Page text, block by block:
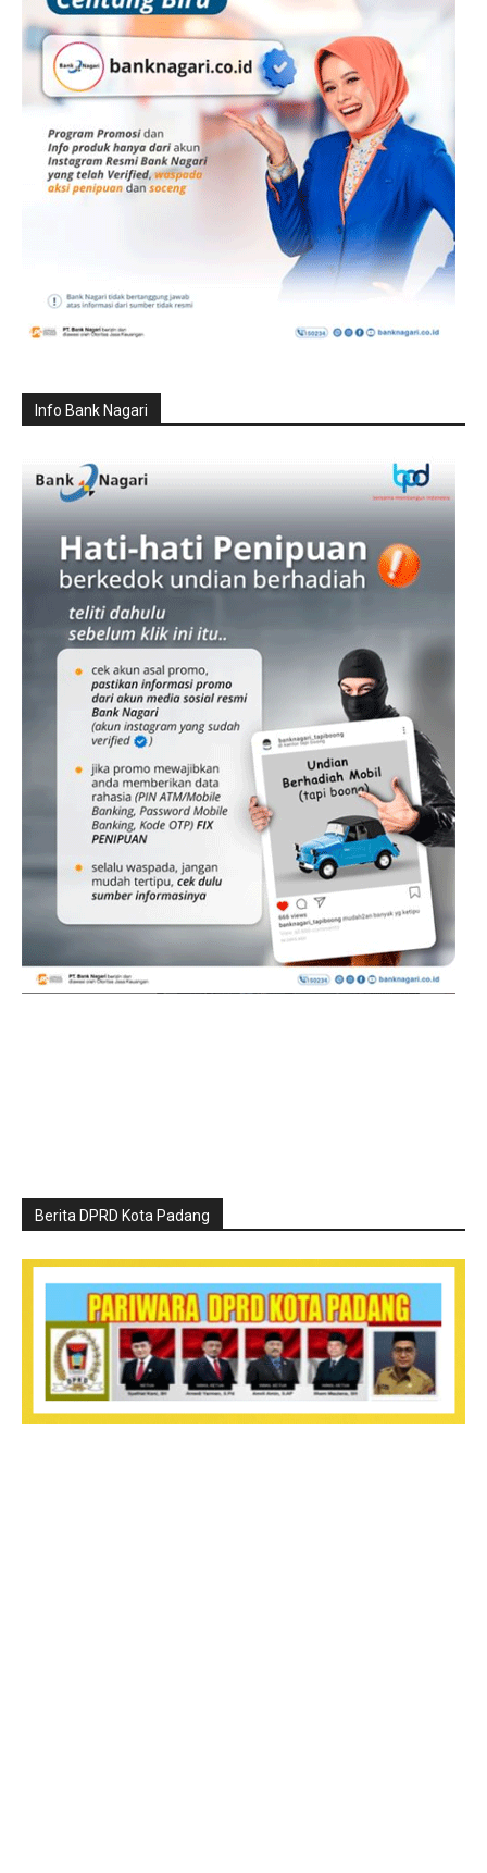
Info Bank Nagari
Berita DPRD Kota Padang